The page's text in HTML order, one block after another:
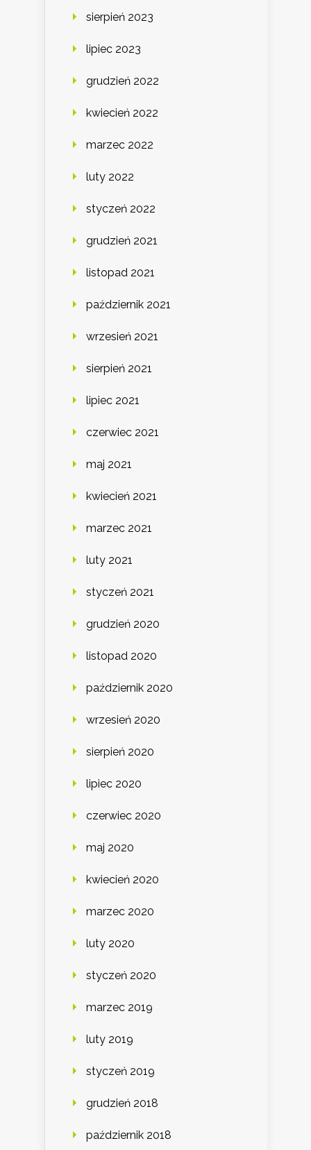
sierpień 2023
lipiec 2023
grudzień 2022
kwiecień 2022
marzec 2022
luty 2022
styczeń 2022
grudzień 2021
listopad 2021
październik 2021
wrzesień 2021
sierpień 2021
lipiec 2021
czerwiec 2021
maj 2021
kwiecień 2021
marzec 2021
luty 2021
styczeń 2021
grudzień 2020
listopad 2020
październik 2020
wrzesień 2020
sierpień 2020
lipiec 2020
czerwiec 2020
maj 2020
kwiecień 2020
marzec 2020
luty 2020
styczeń 2020
marzec 2019
luty 2019
styczeń 2019
grudzień 2018
październik 2018